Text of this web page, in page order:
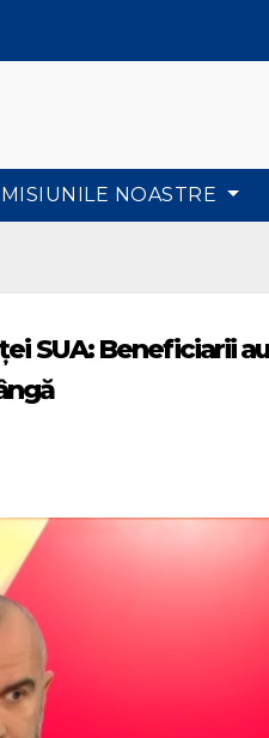
NOASTRE
SUA: Beneficiarii